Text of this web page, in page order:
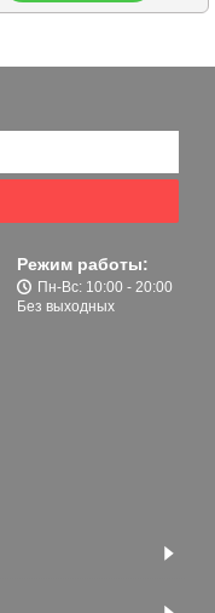
Режим работы:
Пн-Вс: 10:00 - 20:00
Без выходных